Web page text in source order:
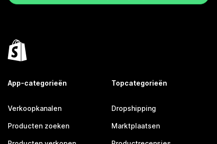
App-categorieën
Verkoopkanalen
Producten zoeken
Topcategorieën
Dropshipping
Marktplaatsen